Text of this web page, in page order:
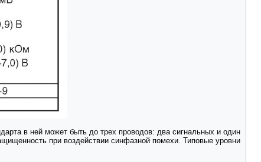
в ней может быть до трех проводов: два сигнальных и один
при воздействии синфазной помехи. Типовые уровни